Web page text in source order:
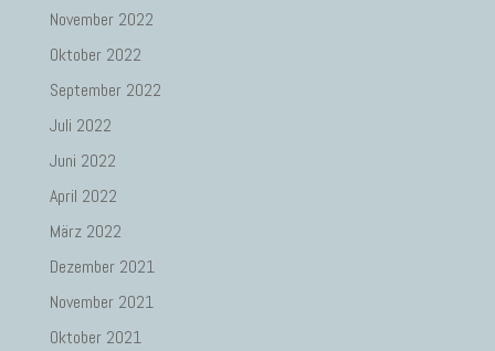
November 2022
Oktober 2022
September 2022
Juli 2022
Juni 2022
April 2022
März 2022
Dezember 2021
November 2021
Oktober 2021